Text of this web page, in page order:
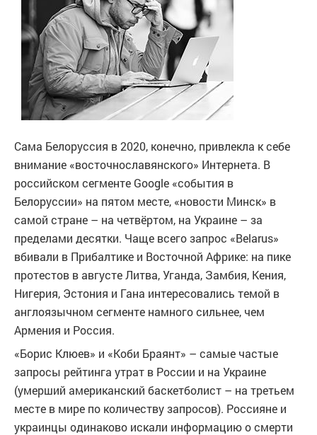
Сама Белоруссия в 2020, конечно, привлекла к себе
внимание «восточнославянского» Интернета. В
российском сегменте Google «события в
Белоруссии» на пятом месте, «новости Минск» в
самой стране – на четвёртом, на Украине – за
пределами десятки. Чаще всего запрос «Belarus»
вбивали в Прибалтике и Восточной Африке: на пике
протестов в августе Литва, Уганда, Замбия, Кения,
Нигерия, Эстония и Гана интересовались темой в
англоязычном сегменте намного сильнее, чем
Армения и Россия.
«Борис Клюев» и «Коби Браянт» – самые частые
запросы рейтинга утрат в России и на Украине
(умерший американский баскетболист – на третьем
месте в мире по количеству запросов). Россияне и
украинцы одинаково искали информацию о смерти